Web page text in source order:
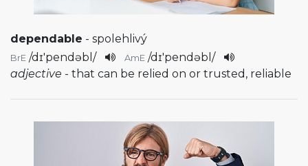
dependable - spolehlivý
BrE /dɪ'pendəbl / AmE /dɪ'pendəbl /
adjective - that can be relied on or trusted, reliable